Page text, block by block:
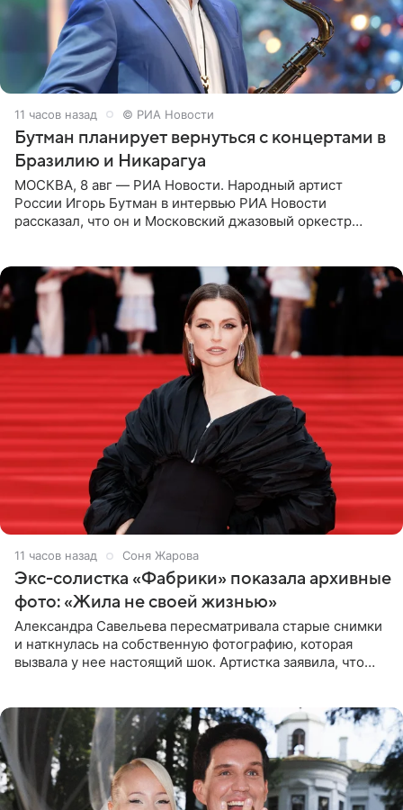
11 часов назад © РИА Новости
Бутман планирует вернуться с концертами в
Бразилию и Никарагуа
МОСКВА, 8 авг — РИА Новости. Народный артист
России Игорь Бутман в интервью РИА Новости
рассказал, что он и Московский джазовый оркестр
11 часов назад Соня Жарова
Экс-солистка «Фабрики» показала архивные
фото: «Жила не своей жизнью»
Александра Савельева пересматривала старые снимки
и наткнулась на собственную фотографию, которая
вызвала у нее настоящий шок. Артистка заявила, что